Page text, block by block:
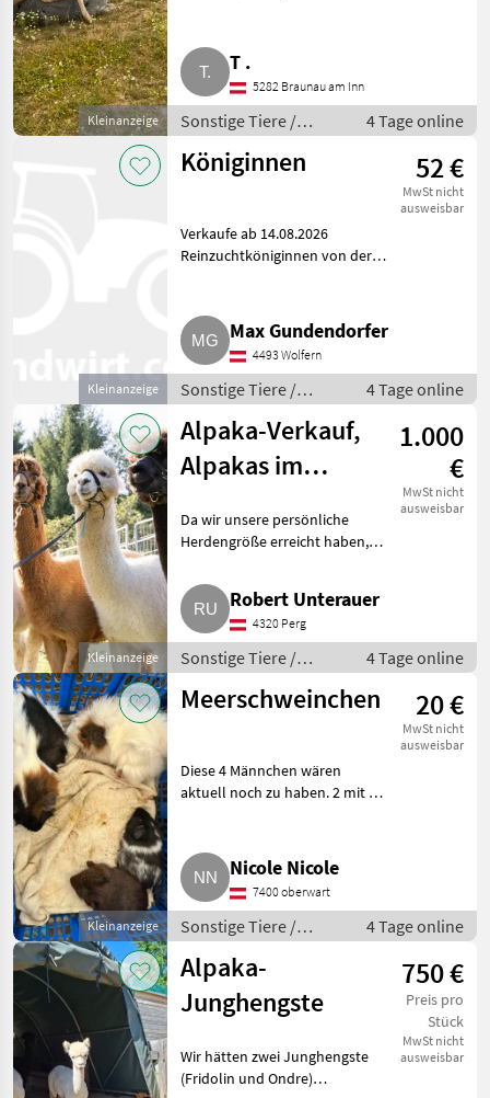
Kleinanzeige
T .
5282 Braunau am Inn
Sonstige Tiere /
Alpakas
4 Tage online
Kleinanzeige
Königinnen 52 €
MwSt nicht
ausweisbar
Verkaufe ab 14.08.2026
Reinzuchtköniginnen von der
Sonstige Tiere Bienen und
ImkereiMax Gundendorfer
4493 Wolfern
Sonstige Tiere /
Bienen und Imkerei
4 Tage online
Kleinanzeige
Alpaka-Verkauf,
Alpakas im
1.000
€
MwSt nicht
ausweisbar
Da wir unsere persönliche
Herdengröße erreicht haben,
Tieren trennen, wir geben
daher einige Stuten (tragende
Stuten, Jungstuten) und auch
Robert Unterauer
4320 Perg
Sonstige Tiere /
Alpakas
4 Tage online
Kleinanzeige
Meerschweinchen 20 €
MwSt nicht
ausweisbar
Diese 4 Männchen wären
aktuell noch zu haben. 2 mit 6
gewohnt. Sonstige Tiere
KleintiereNicole Nicole
7400 oberwart
Sonstige Tiere /
Kleintiere
4 Tage online
Alpaka-
Junghengste
750 €
Preis pro
Stück
MwSt nicht
ausweisbar
Wir hätten zwei Junghengste
(Fridolin und Ondre)